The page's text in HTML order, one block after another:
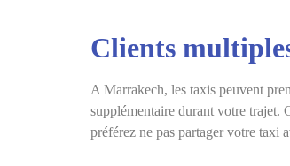
Clients
A Marrakech, les taxis peuvent
supplémentaire durant votre trajet.
préférez ne pas partager votre taxi